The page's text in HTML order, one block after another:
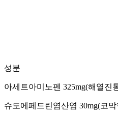
성분
아세트아미노펜 325mg(해열진
슈도에페드린염산염 30mg(코